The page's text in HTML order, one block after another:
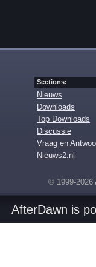
Sections:
Nieuws
Downloads
Top Downloads
Discussie
Vraag en
Nieuws2.nl
© 1999-2026
AfterDawn is